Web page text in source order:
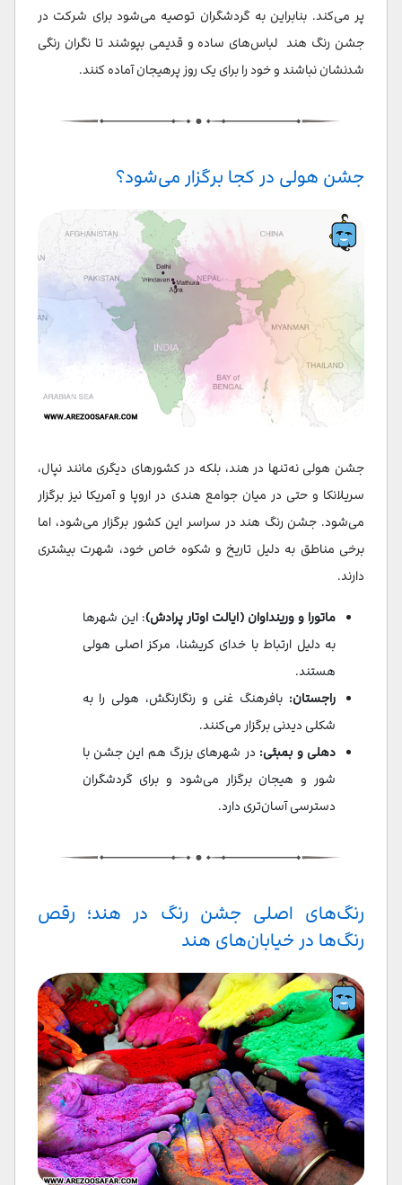
پر می‌کند. بنابراین به گردشگران توصیه می‌شود برای شرکت در
جشن رنگ هند لباس‌های ساده و قدیمی بپوشند تا نگران رنگی
شدنشان نباشند و خود را برای یک روز پرهیجان آماده کنند.
جشن هولی در کجا برگزار می‌شود؟
جشن هولی نه‌تنها در هند، بلکه در کشورهای دیگری مانند نپال،
سریلانکا و حتی در میان جوامع هندی در اروپا و آمریکا نیز برگزار
می‌شود. جشن رنگ هند در سراسر این کشور برگزار می‌شود، اما
برخی مناطق به دلیل تاریخ و شکوه خاص خود، شهرت بیشتری
دارند.
ماتورا و ورینداوان (ایالت اوتار پرادش): این شهرها
به دلیل ارتباط با خدای کریشنا، مرکز اصلی هولی
هستند.
راجستان: بافرهنگ غنی و رنگارنگش، هولی را به
شکلی دیدنی برگزار می‌کنند.
دهلی و بمبئی: در شهرهای بزرگ هم این جشن با
شور و هیجان برگزار می‌شود و برای گردشگران
دسترسی آسان‌تری دارد.
رنگ‌های اصلی جشن رنگ در هند؛ رقص
رنگ‌ها در خیابان‌های هند